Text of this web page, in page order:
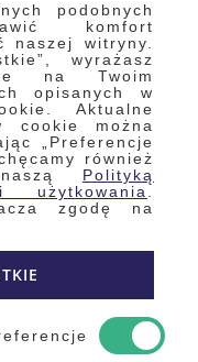
podobnych
komfort
naszej witryny.
wyrażasz
na Twoim
opisanych w
Aktualne
cookie można
„Preferencje
również
Polityką
użytkowania
zgodę na